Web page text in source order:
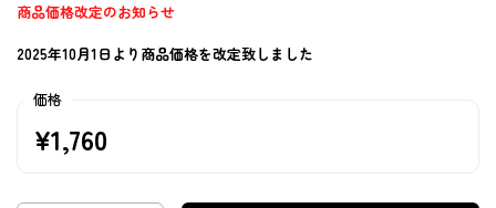
商品価格改定のお知らせ
2025年10月1日より商品価格を改定致しました
価格
¥1,760